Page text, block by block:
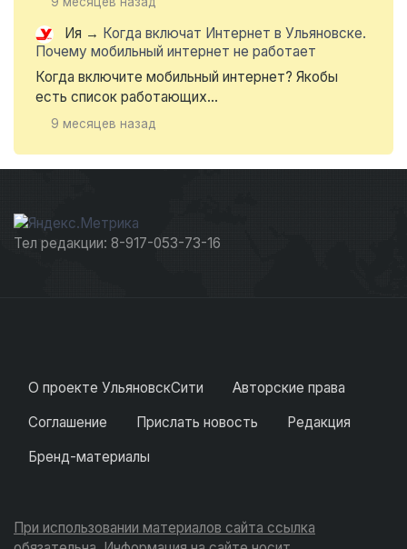
Ия → Когда включат Интернет в Ульяновске.
Почему мобильный интернет не работает
Когда включите мобильный интернет? Якобы
есть список работающих...
9 месяцев назад
Тел редакции: 8-917-053-73-16
О проекте УльяновскСити
Авторские права
Соглашение
Прислать новость
Редакция
Бренд-материалы
При использовании материалов сайта ссылка